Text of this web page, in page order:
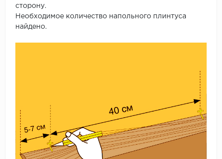
сторону.
Необходимое количество напольного плинтуса
найдено.